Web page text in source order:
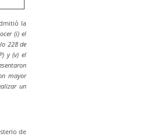
la
(i) el
228 de
y (v) el
mayor
un
de